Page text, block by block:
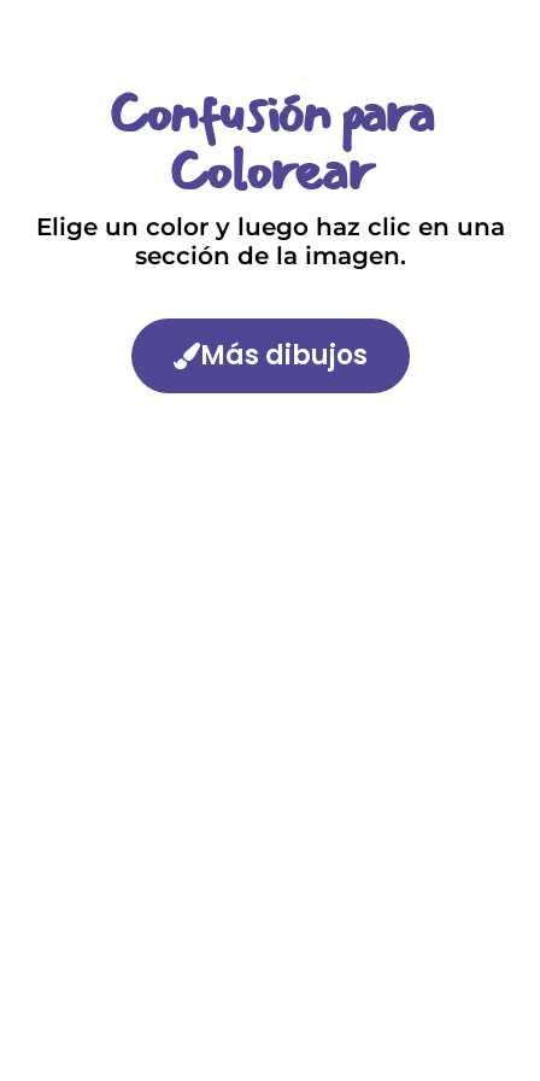
Confusión para
Colorear
Elige un color y luego haz clic en una
sección de la imagen.
Más dibujos